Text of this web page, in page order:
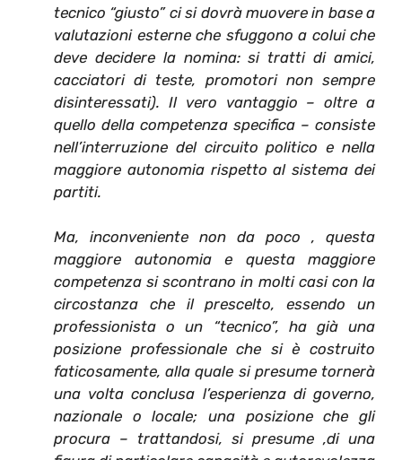
tecnico “giusto” ci si dovrà muovere in base a
valutazioni esterne che sfuggono a colui che
deve decidere la nomina: si tratti di amici,
cacciatori di teste, promotori non sempre
disinteressati). Il vero vantaggio – oltre a
quello della competenza specifica – consiste
nell’interruzione del circuito politico e nella
maggiore autonomia rispetto al sistema dei
partiti.
Ma, inconveniente non da poco , questa
maggiore autonomia e questa maggiore
competenza si scontrano in molti casi con la
circostanza che il prescelto, essendo un
professionista o un “tecnico”, ha già una
posizione professionale che si è costruito
faticosamente, alla quale si presume tornerà
una volta conclusa l’esperienza di governo,
nazionale o locale; una posizione che gli
procura – trattandosi, si presume ,di una